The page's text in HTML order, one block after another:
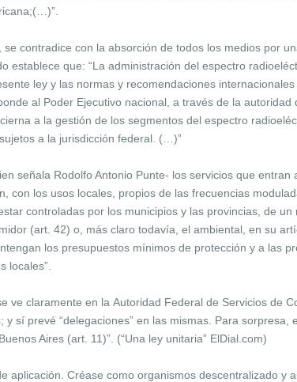
contradice con la absorción de todos los medios por
establece que: “La administración del espectro
ley y las normas y recomendaciones
al Poder Ejecutivo nacional, a través de la autoridad
a la gestión de los segmentos del espectro
a la jurisdicción federal. (…)”
señala Rodolfo Antonio Punte- los servicios que
con los usos locales, propios de las frecuencias
controladas por los municipios y las provincias, de
(art. 42) o, más claro todavía, el ambiental, en su
los presupuestos mínimos de protección y a las
locales”.
ve claramente en la Autoridad Federal de Servicios de
y sí prevé “delegaciones” en las mismas. Para
Aires (art. 11)”. (“Una ley unitaria” ElDial.com)
aplicación. Créase como organismos descentralizado y